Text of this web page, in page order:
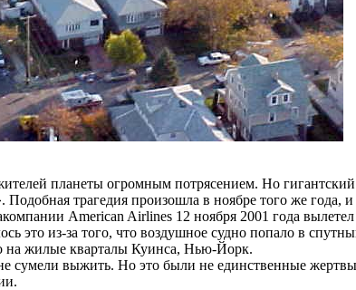
жителей планеты огромным потрясением. Но
Подобная трагедия произошла в ноябре того же
American Airlines 12 ноября 2001 года
это из-за того, что воздушное судно попало в
на жилые кварталы Куинса, Нью-Йорк.
сумели выжить. Но это были не единственные